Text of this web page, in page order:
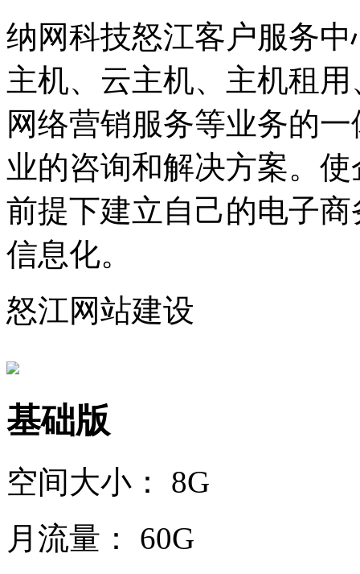
纳网科技怒江客户服务
主机、云主机、主机租
网络营销服务等业务的
业的咨询和解决方案。
前提下建立自己的电子
信息化。
怒江网站建设
基础版
空间大小：
8G
月流量：
60G